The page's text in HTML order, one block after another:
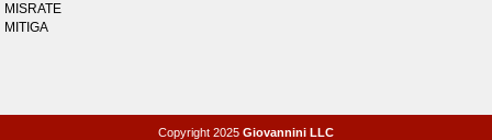
MISRATE
MITIGA
Copyright 2025 Giovannini LLC